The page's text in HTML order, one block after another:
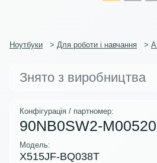
Ноутбуки > Для роботи і навчання >
Знято з виробництва
Конфігурація / партномер:
90NB0SW2-M00520
Модель:
X515JF-BQ038T